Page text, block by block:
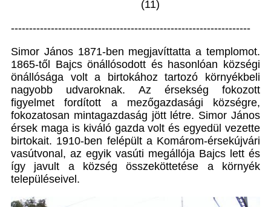
(11)
------------------------------------------------------------------
Simor János 1871-ben megjavíttatta a templomot.
1865-től Bajcs önállósodott és hasonlóan községi
önállósága volt a birtokához tartozó környékbeli
nagyobb udvaroknak. Az érsekség fokozott
figyelmet fordított a mezőgazdasági községre,
fokozatosan mintagazdaság jött létre. Simor János
érsek maga is kiváló gazda volt és egyedül vezette
birtokait. 1910-ben felépült a Komárom-érsekújvári
vasútvonal, az egyik vasúti megállója Bajcs lett és
így javult a község összeköttetése a környék
településeivel.